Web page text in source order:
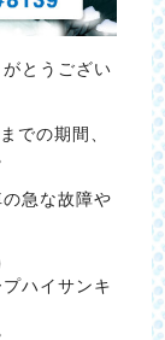
とうござい
までの期間、
急な故障や
ハイサンキ